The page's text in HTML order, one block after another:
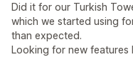
Did it for our Turkish
which we started using
than expected.
Looking for new features